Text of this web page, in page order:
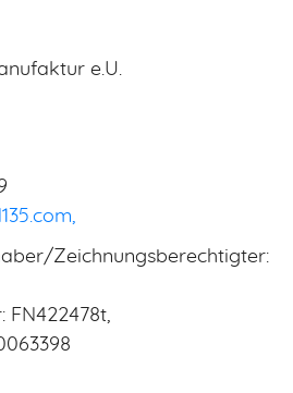
e.U.
Zeichnungsberechtigter:
FN422478t,